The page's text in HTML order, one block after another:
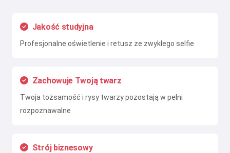
Jakość studyjna
Profesjonalne oświetlenie i retusz ze zwykłego selfie
Zachowuje Twoją twarz
Twoja tożsamość i rysy twarzy pozostają w pełni
rozpoznawalne
Strój biznesowy